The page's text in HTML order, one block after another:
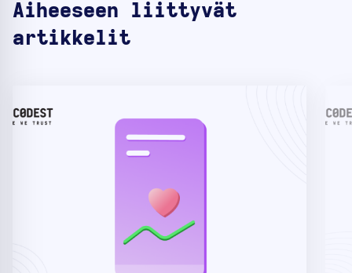
Aiheeseen liittyvät
artikkelit